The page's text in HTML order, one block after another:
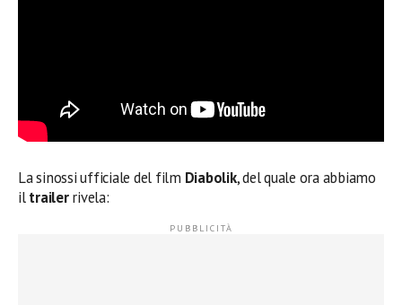
La sinossi ufficiale del film Diabolik, del quale ora abbiamo
iltrailerrivela: